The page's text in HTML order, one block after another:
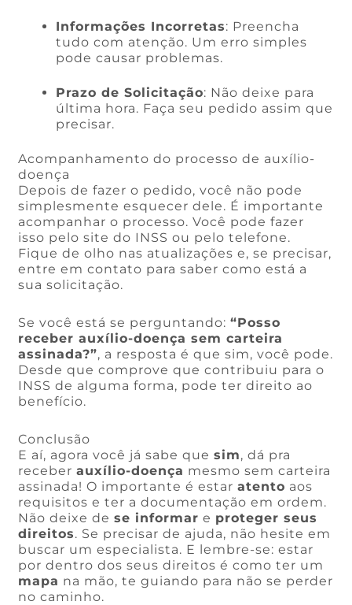
Informações Incorretas: Preencha
tudo com atenção. Um erro simples
pode causar problemas.
Prazo de Solicitação: Não deixe para
última hora. Faça seu pedido assim que
precisar.
Acompanhamento do processo de auxílio-
doença
Depois de fazer o pedido, você não pode
simplesmente esquecer dele. É importante
acompanhar o processo. Você pode fazer
isso pelo site do INSS ou pelo telefone.
Fique de olho nas atualizações e, se precisar,
entre em contato para saber como está a
sua solicitação.
Se você está se perguntando:“Posso
receber auxílio-doença sem carteira
assinada?”, a resposta é que sim, você pode.
Desde que comprove que contribuiu para o
INSS de alguma forma, pode ter direito ao
benefício.
Conclusão
E aí, agora você já sabe quesim, dá pra
receberauxílio-doença mesmo sem carteira
assinada! O importante é estaratento aos
requisitos e ter a documentação em ordem.
Não deixe dese informar e proteger seus
direitos. Se precisar de ajuda, não hesite em
buscar um especialista. E lembre-se: estar
por dentro dos seus direitos é como ter um
mapa na mão, te guiando para não se perder
no caminho.